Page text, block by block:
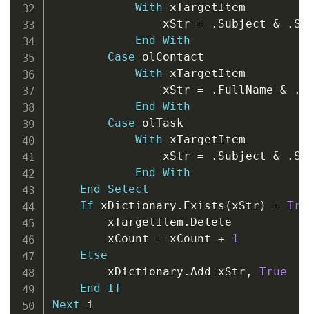
With xTargetItem
                xStr
= . Subject & .
End
With
Case olContact
With xTargetItem
                xStr
= . FullName & .
End
With
Case olTask
With xTargetItem
                xStr
= . Subject & .
End
With
End
Select
If xDictionary . Exists ( xStr ) =
        xTargetItem
. Delete
        xCount
= xCount +
1
Else
        xDictionary
. Add xStr ,
True
End
If
Next